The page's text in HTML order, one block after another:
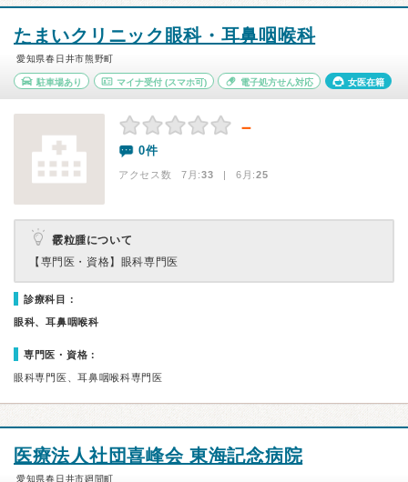
たまいクリニック眼科・耳鼻咽喉科
愛知県春日井市熊野町
駐車場あり マイナ受付(スマホ可) 電子処方せん対応 女医在籍
－
0件
アクセス数 7月:33 | 6月:25
霰粒腫について
【専門医・資格】 眼科専門医
診療科目：
眼科、耳鼻咽喉科
専門医・資格：
眼科専門医、耳鼻咽喉科専門医
医療法人社団喜峰会 東海記念病院
愛知県春日井市廻間町